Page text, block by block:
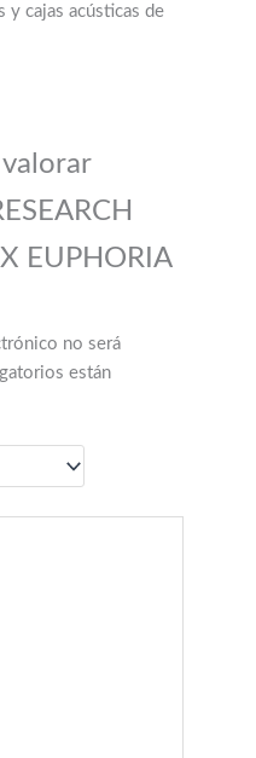
y cajas acústicas de
EUPHORIA
no será
están